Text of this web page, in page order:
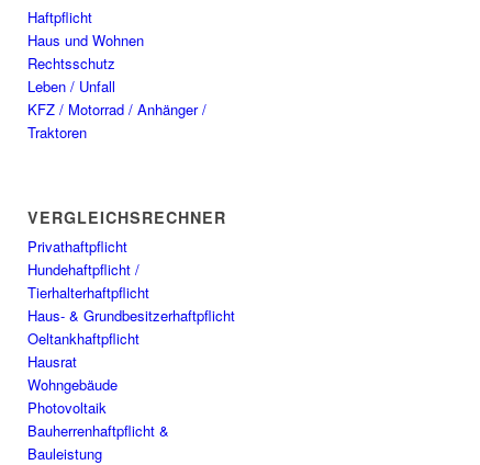
Haftpflicht
Haus und Wohnen
Rechtsschutz
Leben / Unfall
KFZ / Motorrad / Anhänger /
Traktoren
VERGLEICHSRECHNER
Privathaftpflicht
Hundehaftpflicht /
Tierhalterhaftpflicht
Haus- & Grundbesitzerhaftpflicht
Oeltankhaftpflicht
Hausrat
Wohngebäude
Photovoltaik
Bauherrenhaftpflicht &
Bauleistung